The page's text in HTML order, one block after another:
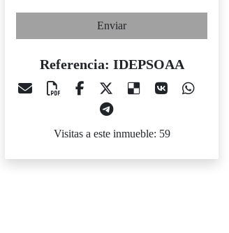
Enviar
Referencia: IDEPSOAA
Visitas a este inmueble: 59